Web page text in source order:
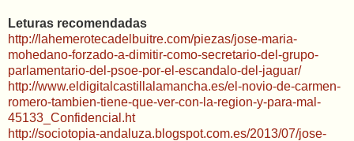
Leturas recomendadas
http://lahemerotecadelbuitre.com/piezas/jose-maria-
mohedano-forzado-a-dimitir-como-secretario-del-grupo-
parlamentario-del-psoe-por-el-escandalo-del-jaguar/
http://www.eldigitalcastillalamancha.es/el-novio-de-carmen-
romero-tambien-tiene-que-ver-con-la-region-y-para-mal-
45133_Confidencial.ht
http://sociotopia-andaluza.blogspot.com.es/2013/07/jose-